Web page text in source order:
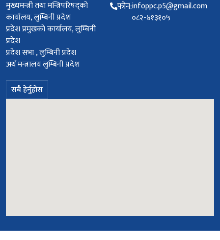
मुख्यमन्त्री तथा मन्त्रिपरिषद्को
कार्यालय, लुम्बिनी प्रदेश
प्रदेश प्रमुखको कार्यालय, लुम्बिनी
प्रदेश
प्रदेश सभा , लुम्बिनी प्रदेश
अर्थ मन्त्रालय लुम्बिनी प्रदेश
सबै हेर्नुहोस
फोन:infoppc.p5@gmail.com
०८२-४१३१०५